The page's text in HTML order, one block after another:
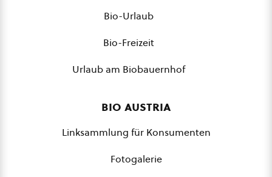
Bio-Urlaub
Bio-Freizeit
Urlaub am Biobauernhof
bio austria
Linksammlung für Konsumenten
Fotogalerie